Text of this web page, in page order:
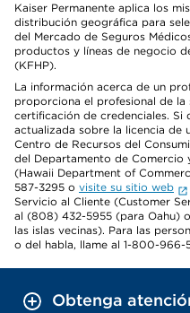
Kaiser Permanente aplica los
distribución geográfica para
del Mercado de Seguros
productos y líneas de negocio
(KFHP).
La información acerca de un
proporciona el profesional de
certificación de credenciales. Si
actualizada sobre la licencia de
Centro de Recursos del
del Departamento de Comercio
(Hawaii Department of
587-3295 o visite su sitio web
Servicio al Cliente (Customer
al (808) 432-5955 (para Oahu)
las islas vecinas). Para las
o del habla, llame al 1-800-966-
Obtenga